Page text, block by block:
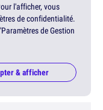
l'afficher, vous
de confidentialité.
de Gestion
& afficher